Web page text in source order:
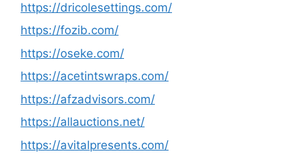
https://dricolesettings.com/
https://fozib.com/
https://oseke.com/
https://acetintswraps.com/
https://afzadvisors.com/
https://allauctions.net/
https://avitalpresents.com/